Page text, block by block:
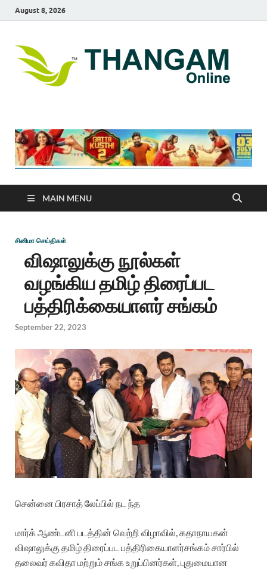
August 8, 2026
MAIN MENU
சினிமா செய்திகள்
விஷாலுக்கு நூல்கள்
வழங்கிய தமிழ் திரைப்பட
பத்திரிக்கையாளர் சங்கம்
September 22, 2023
சென்னை பிரசாத்லேப்பில் நட ந்த
மார்க்ஆண்டனி படத்தின் வெற்றி விழாவில்,கதாநாயகன்
விஷாலுக்கு தமிழ்திரைப்பட பத்திரிகையாளர்சங்கம்சார்பில்
தலைவர்கவிதாமற்றும்சங்கஉறுப்பினர்கள்,புதுமையான